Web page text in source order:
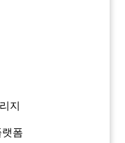
지
폼